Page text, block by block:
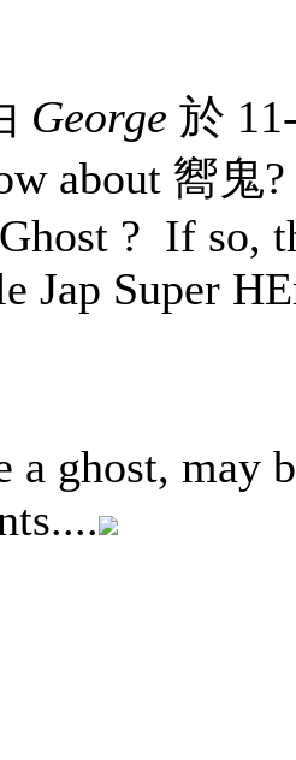
George 於
about 嚮鬼
? If so,
Jap Super
a ghost, may